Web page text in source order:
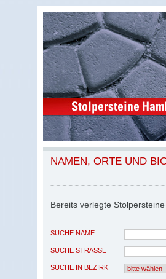
NAMEN, ORTE UND
Bereits verlegte Stolpersteine
SUCHE NAME
SUCHE STRASSE
SUCHE IN BEZIRK